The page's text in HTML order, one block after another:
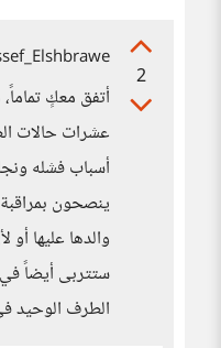
2
أتفق معكٍ
عشرات حالات
أسباب فشله
ينصحون
والدها عليها
ستتربى أيضاً في
الطرف الوحيد